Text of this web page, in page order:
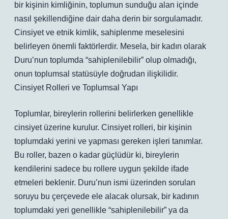
bir kişinin kimliğinin, toplumun sunduğu alan içinde
nasıl şekillendiğine dair daha derin bir sorgulamadır.
Cinsiyet ve etnik kimlik, sahiplenme meselesini
belirleyen önemli faktörlerdir. Mesela, bir kadın olarak
Duru’nun toplumda “sahiplenilebilir” olup olmadığı,
onun toplumsal statüsüyle doğrudan ilişkilidir.
Cinsiyet Rolleri ve Toplumsal Yapı
Toplumlar, bireylerin rollerini belirlerken genellikle
cinsiyet üzerine kurulur. Cinsiyet rolleri, bir kişinin
toplumdaki yerini ve yapması gereken işleri tanımlar.
Bu roller, bazen o kadar güçlüdür ki, bireylerin
kendilerini sadece bu rollere uygun şekilde ifade
etmeleri beklenir. Duru’nun ismi üzerinden sorulan
soruyu bu çerçevede ele alacak olursak, bir kadının
toplumdaki yeri genellikle “sahiplenilebilir” ya da